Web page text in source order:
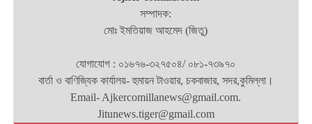
সম্পাদক:
মোঃ ইমতিয়াজ আহমেদ (জিতু)
যোগাযোগ : ০১৬৭৬-৩২৭৫০৪/ ০৮১-৭৩৯৭০
বার্তা ও বাণিজ্যিক কার্যালয়- হুমায়ন টাওয়ার, চকবাজার, সদর,কুমিল্লা।
Email- Ajkercomillanews@gmail.com.
Jitunews.tiger@gmail.com